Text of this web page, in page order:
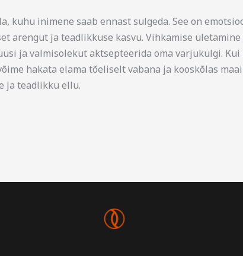
kuhu inimene saab ennast sulgeda. See on
arengut ja teadlikkuse kasvu. Vihkamise
ja valmisolekut aktsepteerida oma varjukülgi. Kui
hakata elama tõeliselt vabana ja kooskõlas
ja teadlikku ellu.